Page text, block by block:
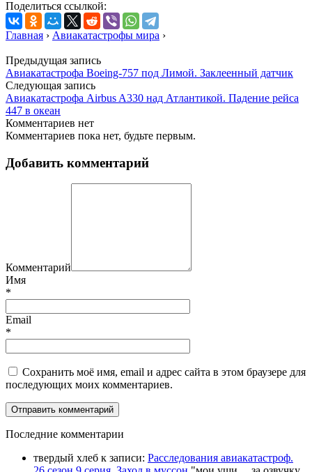
Поделиться ссылкой:
Главная › Авиакатастрофы мира ›
Предыдущая запись
Авиакатастрофа Boeing-757 под Лимой. Заклеенный датчик
Следующая запись
Авиакатастрофа Airbus A330 над Атлантикой. Падение рейса
447 в океан
Комментариев нет
Комментариев пока нет, будьте первым.
Добавить комментарий
Комментарий
Имя
*
Email
*
Сохранить моё имя, email и адрес сайта в этом браузере для
последующих моих комментариев.
Последние комментарии
твердый хлеб к записи: Расследования авиакатастроф.